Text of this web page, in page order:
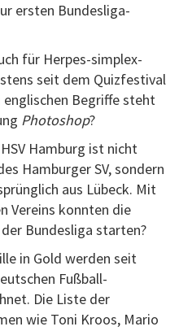
ersten Bundesliga-
für Herpes-simplex-
seit dem Quizfestival
Begriffe steht
Photoshop?
Hamburg ist nicht
Hamburger SV, sondern
aus Lübeck. Mit
Vereins konnten die
Bundesliga starten?
in Gold werden seit
Fußball-
Die Liste der
wie Toni Kroos, Mario